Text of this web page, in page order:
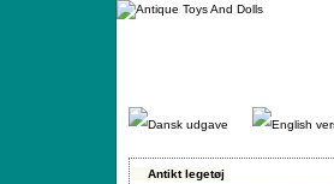
Gå
Antikt legetøj